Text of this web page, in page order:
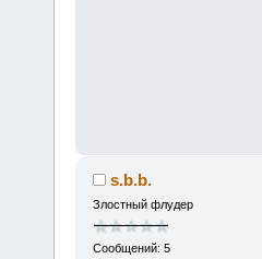
s.b.b.
Злостный флудер
Сообщений: 5